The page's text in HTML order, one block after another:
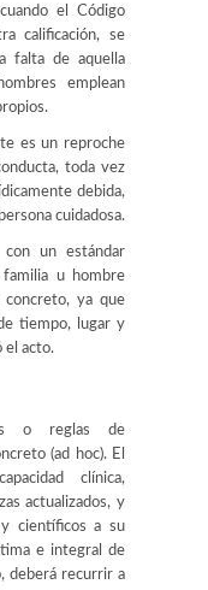
el Código
calificación, se
falta de aquella
emplean
es un reproche
toda vez
debida,
cuidadosa.
con un estándar
u hombre
ya que
tiempo, lugar y
el acto.
o reglas de
(ad hoc). El
clínica,
actualizados, y
científicos a su
e integral de
deberá recurrir a